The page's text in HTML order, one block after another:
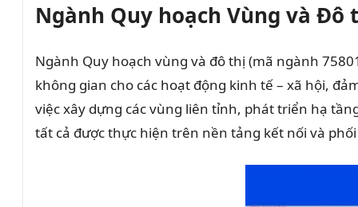
Ngành Quy hoạch Vùng và Đô
Ngành Quy hoạch vùng và đô thị (mã ngành
không gian cho các hoạt động kinh tế – xã hội,
việc xây dựng các vùng liên tỉnh, phát triển hạ
tất cả được thực hiện trên nền tảng kết nối và